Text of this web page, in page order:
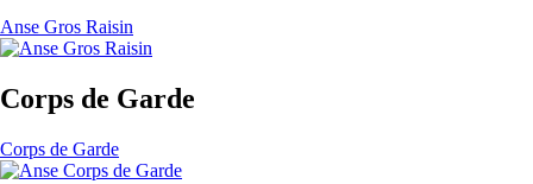
Anse Gros Raisin
Corps de Garde
Corps de Garde